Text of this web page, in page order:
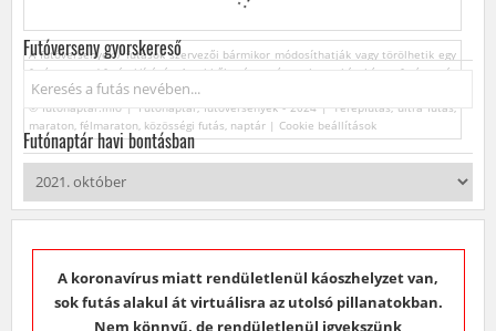
A futóversenyek / futások szervezői bármikor módosíthatják vagy törölhetik egy
futóverseny / futás kiírását. Az ebből származó esetleges károkért a futónaptár
üzemeltetője felelősséget nem vállal.
© futonaptar.info | Futónaptár, futóversenyek - 2024 | Terepfutás, ultra futás,
maraton, félmaraton, közösségi futás, naptár | Cookie beállítások
Futóverseny gyorskereső
Keresés...
Futónaptár havi bontásban
A koronavírus miatt rendületlenül káoszhelyzet van,
sok futás alakul át virtuálisra az utolsó pillanatokban.
Nem könnyű, de rendületlenül igyekszünk